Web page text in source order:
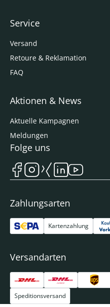
Service
Versand
Retoure & Reklamation
FAQ
Aktionen & News
Aktuelle Kampagnen
Meldungen
Zahlungsarten
Kartenzahlung
Versandarten
Speditionsversand
Folge uns